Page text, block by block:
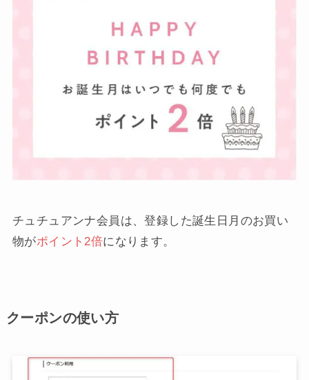
チュチュアンナ会員は、登録した誕生日月のお買い
物がポイント2倍になります。
クーポンの使い方